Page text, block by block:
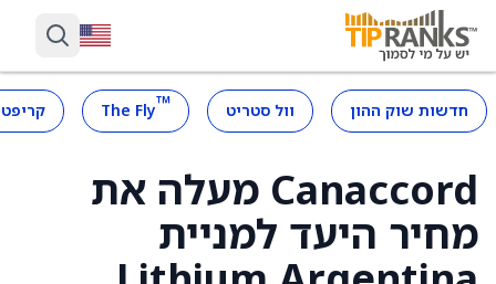
חדשות שוק ההון וול סטריט ™
The Fly
Canaccord מעלה את
מחיר היעד למניית